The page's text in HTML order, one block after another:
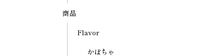
商品
Flavor
かぼちゃ